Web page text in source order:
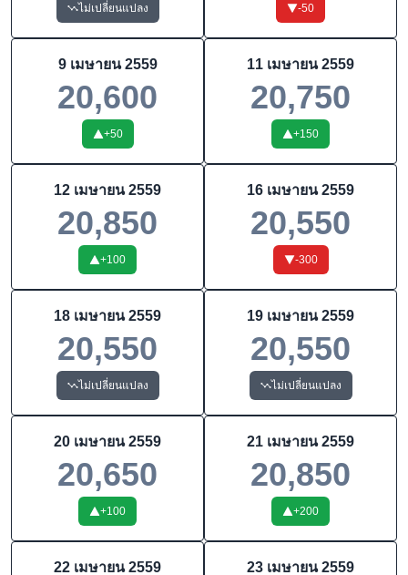
ไม่เปลี่ยนแปลง -50
9 เมษายน 2559
20,600
+50
11 เมษายน 2559
20,750
+150
12 เมษายน 2559
20,850
+100
16 เมษายน 2559
20,550
-300
18 เมษายน 2559
20,550
ไม่เปลี่ยนแปลง
19 เมษายน 2559
20,550
ไม่เปลี่ยนแปลง
20 เมษายน 2559
20,650
+100
21 เมษายน 2559
20,850
+200
22 เมษายน 2559 23 เมษายน 2559